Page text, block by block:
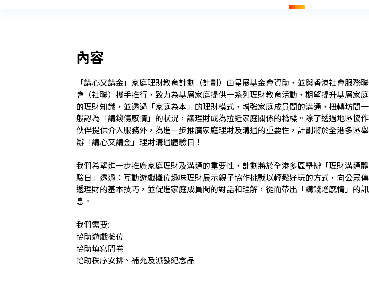
內容
「講心又講金」家庭理財教育計劃（計劃）由星展基金會資助，並與香港社會服務聯
會（社聯）攜手推行，致力為基層家庭提供一系列理財教育活動，期望提升基層家庭
的理財知識，並透過「家庭為本」的理財模式，增強家庭成員間的溝通，扭轉坊間一
般認為「講錢傷感情」的狀況，讓理財成為拉近家庭關係的橋樑。除了透過地區協作
伙伴提供介入服務外，為進一步推廣家庭理財及溝通的重要性，計劃將於全港多區舉
辦「講心又講金」理財溝通體驗日！
我們希望進一步推廣家庭理財及溝通的重要性，計劃將於全港多區舉辦「理財溝通體
驗日」透過：互動遊戲攤位趣味理財展示親子協作挑戰以輕鬆好玩的方式，向公眾傳
遞理財的基本技巧，並促進家庭成員間的對話和理解，從而帶出「講錢增感情」的訊
息。
我們需要:
協助遊戲攤位
協助填寫問卷
協助秩序安排、補充及派發紀念品